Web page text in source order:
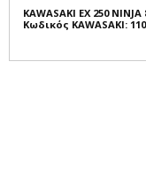
KAWASAKI EX 250
Κωδικός KAWASAKI: